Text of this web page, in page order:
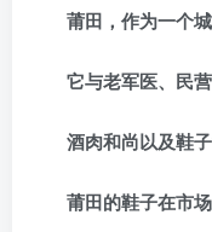
莆田，作为一个
它与老军医、民营
酒肉和尚以及鞋
莆田的鞋子在市